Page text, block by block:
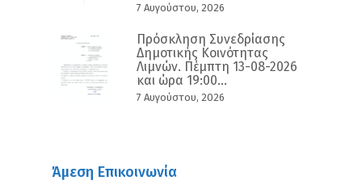
7 Αυγούστου, 2026
Πρόσκληση Συνεδρίασης
Δημοτικής Κοινότητας
Λιμνών. Πέμπτη 13-08-2026
και ώρα 19:00...
7 Αυγούστου, 2026
Άμεση Επικοινωνία